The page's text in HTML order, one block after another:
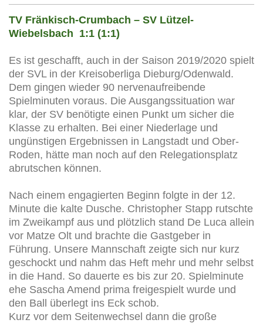
TV Fränkisch-Crumbach – SV Lützel-
Wiebelsbach 1:1 (1:1)
Es ist geschafft, auch in der Saison 2019/2020 spielt
der SVL in der Kreisoberliga Dieburg/Odenwald.
Dem gingen wieder 90 nervenaufreibende
Spielminuten voraus. Die Ausgangssituation war
klar, der SV benötigte einen Punkt um sicher die
Klasse zu erhalten. Bei einer Niederlage und
ungünstigen Ergebnissen in Langstadt und Ober-
Roden, hätte man noch auf den Relegationsplatz
abrutschen können.
Nach einem engagierten Beginn folgte in der 12.
Minute die kalte Dusche. Christopher Stapp rutschte
im Zweikampf aus und plötzlich stand De Luca allein
vor Matze Olt und brachte die Gastgeber in
Führung. Unsere Mannschaft zeigte sich nur kurz
geschockt und nahm das Heft mehr und mehr selbst
in die Hand. So dauerte es bis zur 20. Spielminute
ehe Sascha Amend prima freigespielt wurde und
den Ball überlegt ins Eck schob.
Kurz vor dem Seitenwechsel dann die große